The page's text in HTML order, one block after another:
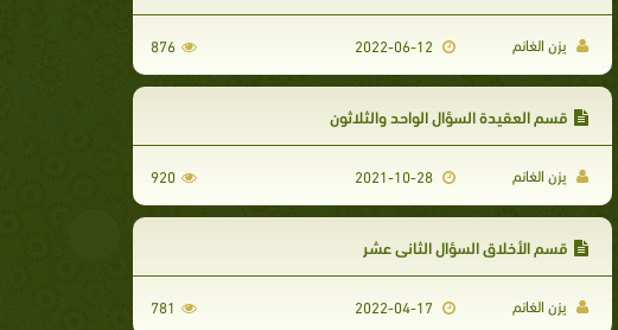
يزن الغانم 876
قسم العقيدة السؤال الواحد والثلاثون
يزن الغانم 920
قسم الأخلاق السؤال الثاني عشر
يزن الغانم 781